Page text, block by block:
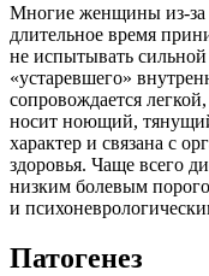
Многие женщины из-за
длительное время
не испытывать
«устаревшего»
сопровождается
носит ноющий,
характер и связана с
здоровья. Чаще всего
низким болевым
и
Патогенез